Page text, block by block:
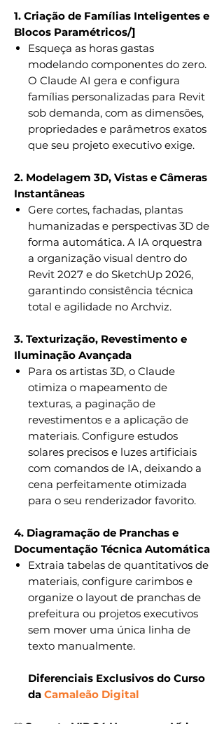
1. Criação de Famílias Inteligentes e
Blocos Paramétricos/]
Esqueça as horas gastas
modelando componentes do zero.
O Claude AI gera e configura
famílias personalizadas para Revit
sob demanda, com as dimensões,
propriedades e parâmetros exatos
que seu projeto executivo exige.
2. Modelagem 3D, Vistas e Câmeras
Instantâneas
Gere cortes, fachadas, plantas
humanizadas e perspectivas 3D de
forma automática. A IA orquestra
a organização visual dentro do
Revit 2027 e do SketchUp 2026,
garantindo consistência técnica
total e agilidade no Archviz.
3. Texturização, Revestimento e
Iluminação Avançada
Para os artistas 3D, o Claude
otimiza o mapeamento de
texturas, a paginação de
revestimentos e a aplicação de
materiais. Configure estudos
solares precisos e luzes artificiais
com comandos de IA, deixando a
cena perfeitamente otimizada
para o seu renderizador favorito.
4. Diagramação de Pranchas e
Documentação Técnica Automática
Extraia tabelas de quantitativos de
materiais, configure carimbos e
organize o layout de pranchas de
prefeitura ou projetos executivos
sem mover uma única linha de
texto manualmente.
Diferenciais Exclusivos do Curso
da Camaleão Digital
** Suporte VIP 24 Horas com Vídeo